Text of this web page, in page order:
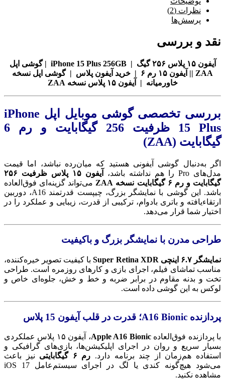
نظرات (2)
پرسش‌ها
نقد و بررسی
آیفون ۱۵ پلاس ۲۵۶ گیگ | iPhone 15 Plus 256GB | گوشی اپل
ZAA || آیفون ۱۵ رم ۶ | خرید آیفون پلاس | گوشی اپل نسخه
خاورمیانه | آیفون ۱۵ پلاس نسخه ZAA
بررسی تخصصی گوشی موبایل اپل iPhone
15 Plus ظرفیت 256 گیگابایت و رم 6
گیگابایت (ZAA)
اگر به‌دنبال گوشی آیفونی هستید که میان‌رده نباشد، اما قیمت
مدل‌های Pro را هم نداشته باشد،
آیفون ۱۵ پلاس ظرفیت ۲۵۶
گیگابایت و رم ۶ گیگابایت نسخه ZAA
می‌تواند گزینه‌ای فوق‌العاده
باشد. این گوشی با نمایشگر بزرگ، چیپست قدرتمند A16، دوربین
ارتقاءیافته و باتری بادوام، ترکیبی از قدرت، زیبایی و عملکرد را در
اختیار شما قرار می‌دهد.
طراحی مدرن با نمایشگر بزرگ و باکیفیت
نمایشگر ۶.۷ اینچی Super Retina XDR
با کیفیت تصویر خیره‌کننده،
مناسب تماشای فیلم، اجرای بازی و کارهای روزمره است. طراحی
تخت و بدنه مقاوم در برابر ضربه و خط و خش، جلوه‌ای خاص و
لوکس به این گوشی داده است.
پردازنده A16 Bionic؛ قدرت در قلب آیفون 15 پلاس
با پردازنده فوق‌العادهApple A16 Bionic
، آیفون ۱۵ پلاس عملکردی
بسیار سریع و روان در اجرای اپلیکیشن‌ها، بازی‌های گرافیکی و
استفاده هم‌زمان از چند برنامه دارد. رم ۶ گیگابایتی
نیز باعث
می‌شود هیچ‌گونه کندی یا لگ در اجرای سیستم‌عامل iOS 17
مشاهده نکنید.